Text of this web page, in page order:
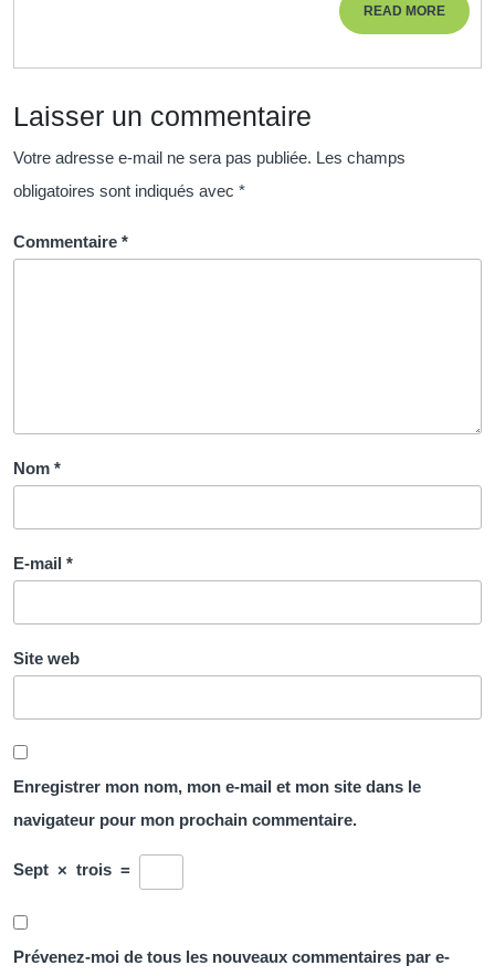
Cours
READ MOREREAD
MORE
Laisser un commentaire
Votre adresse e-mail ne sera pas publiée. Les champs
obligatoires sont indiqués avec *
Commentaire *
Nom *
E-mail *
Site web
Enregistrer mon nom, mon e-mail et mon site dans le
navigateur pour mon prochain commentaire.
Sept × trois =
Prévenez-moi de tous les nouveaux commentaires par e-